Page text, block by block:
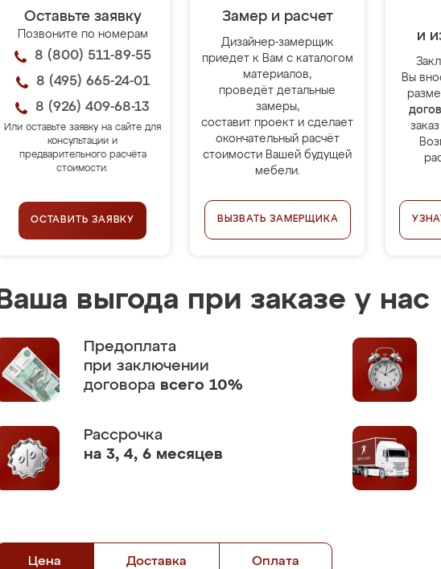
Оставьте заявку
Позвоните по номерам
8 (800) 511-89-55
8 (495) 665-24-01
8 (926) 409-68-13
Или оставьте заявку на сайте для
консультации и
предварительного расчёта
стоимости.
ОСТАВИТЬ ЗАЯВКУ
Замер и расчет
Дизайнер-замерщик
приедет к Вам с каталогом
материалов,
проведёт детальные
замеры,
составит проект и сделает
окончательный расчёт
стоимости Вашей будущей
мебели.
ВЫЗВАТЬ ЗАМЕРЩИКА
и
Вы
Ваша выгода при заказе у нас
Предоплата
при заключении
договора всего 10%
Рассрочка
на 3, 4, 6 месяцев
Цена Доставка Оплата